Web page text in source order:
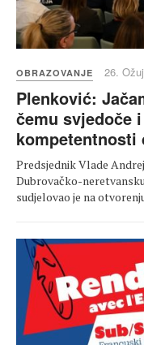
OBRAZOVANJE 26.
Plenković:
čemu svjedoče
kompetentnosti
Predsjednik Vlade
Dubrovačko-
sudjelovao je na